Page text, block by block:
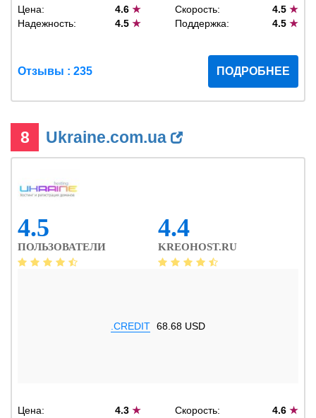
Цена: 4.6★ Скорость: 4.5 ★
Надежность:
4.5★ Поддержка: 4.5 ★
Отзывы : 235 ПОДРОБНЕЕ
8 Ukraine.com.ua
4.5
ПОЛЬЗОВАТЕЛИ
4.4
KREOHOST.RU
.CREDIT 68.68 USD
Цена: 4.3★ Скорость: 4.6 ★